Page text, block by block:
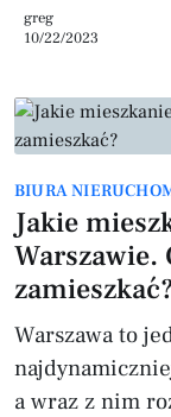
zrozumieć
artykule
związane z tą
bezproblemowo. Dokumenty
nieruchomości
zgromadzenia
greg
10/22/2023
BIURA
Jakie
Warszawie.
Warszawa to
a wraz z nim